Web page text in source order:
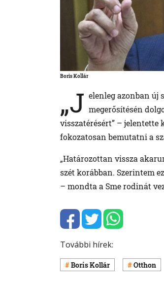
Boris Kollár
„J elenleg azonban új
megerősítésén
visszatérésért” –
fokozatosan bemutatni a
„Határozottan vissza
szét korábban. Szerintem
– mondta a Sme rodinát
További hírek:
Boris Kollár Otthon